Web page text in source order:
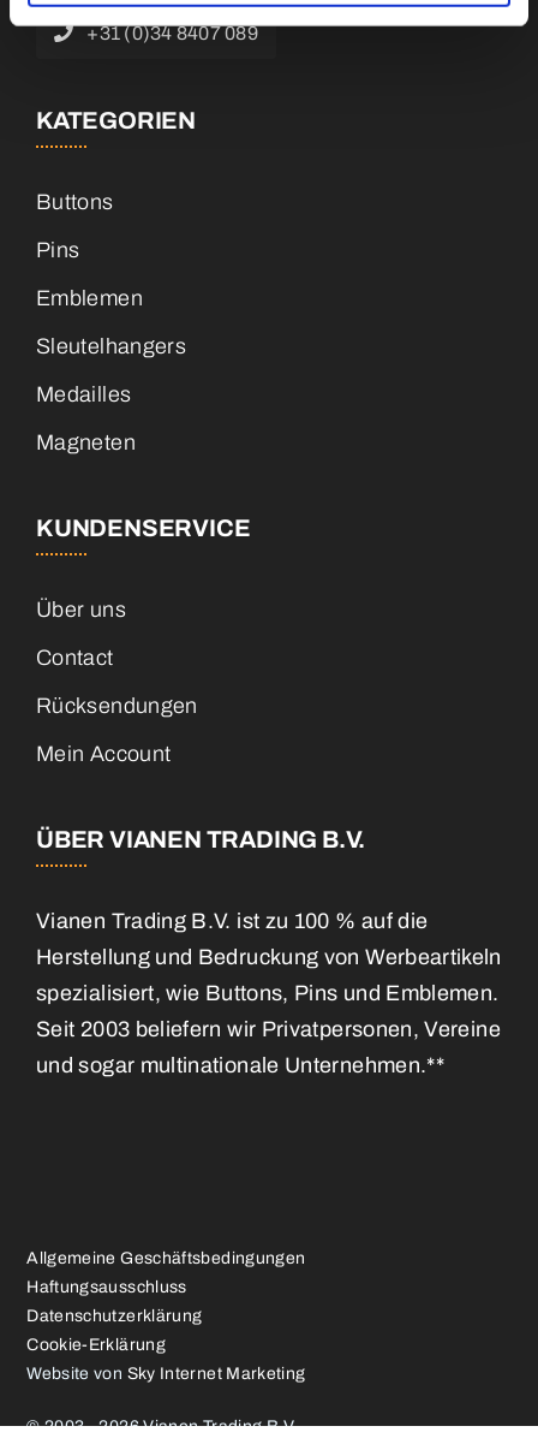
+31 (0)34 8407 089
KATEGORIEN
Buttons
Pins
Emblemen
Sleutelhangers
Medailles
Magneten
KUNDENSERVICE
Über uns
Contact
Rücksendungen
Mein Account
ÜBER VIANEN TRADING B.V.
Vianen Trading B.V. ist zu 100 % auf die
Herstellung und Bedruckung von Werbeartikeln
spezialisiert, wie Buttons, Pins und Emblemen.
Seit 2003 beliefern wir Privatpersonen, Vereine
und sogar multinationale Unternehmen.**
Allgemeine Geschäftsbedingungen
Haftungsausschluss
Datenschutzerklärung
Cookie-Erklärung
Website von Sky Internet Marketing
© 2003 - 2026 Vianen Trading B.V